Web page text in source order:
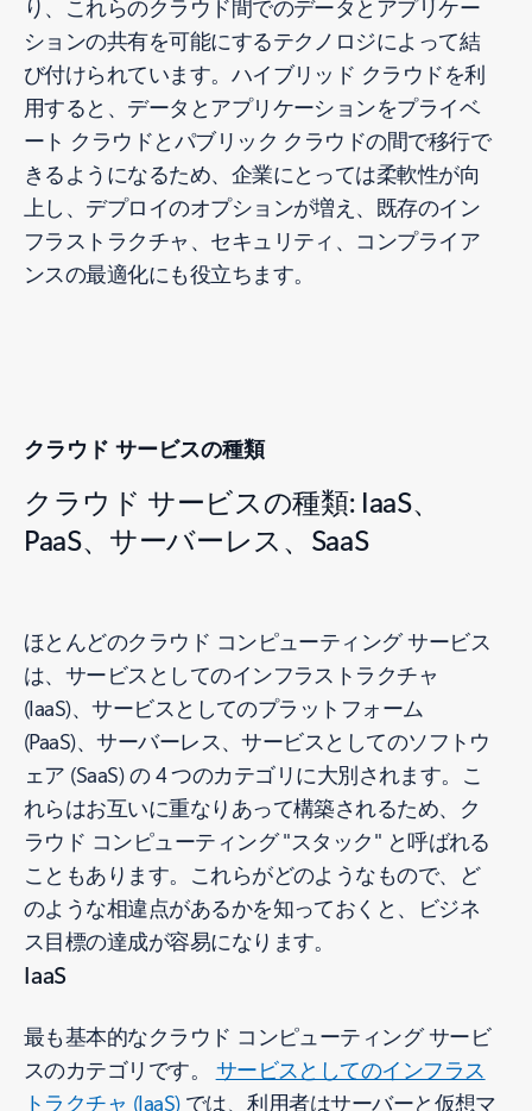
り、これらのクラウド間でのデータとアプリケー
ションの共有を可能にするテクノロジによって結
び付けられています。ハイブリッド クラウドを利
用すると、データとアプリケーションをプライベ
ート クラウドとパブリック クラウドの間で移行で
きるようになるため、企業にとっては柔軟性が向
上し、デプロイのオプションが増え、既存のイン
フラストラクチャ、セキュリティ、コンプライア
ンスの最適化にも役立ちます。
クラウド サービスの種類
クラウド サービスの種類: IaaS、
PaaS、サーバーレス、SaaS
ほとんどのクラウド コンピューティング サービス
は、サービスとしてのインフラストラクチャ
(IaaS)、サービスとしてのプラットフォーム
(PaaS)、サーバーレス、サービスとしてのソフトウ
ェア (SaaS) の 4 つのカテゴリに大別されます。こ
れらはお互いに重なりあって構築されるため、ク
ラウド コンピューティング "スタック" と呼ばれる
こともあります。これらがどのようなもので、ど
のような相違点があるかを知っておくと、ビジネ
ス目標の達成が容易になります。
IaaS
最も基本的なクラウド コンピューティング サービ
スのカテゴリです。 サービスとしてのインフラス
トラクチャ (IaaS)では、利用者はサーバーと仮想マ